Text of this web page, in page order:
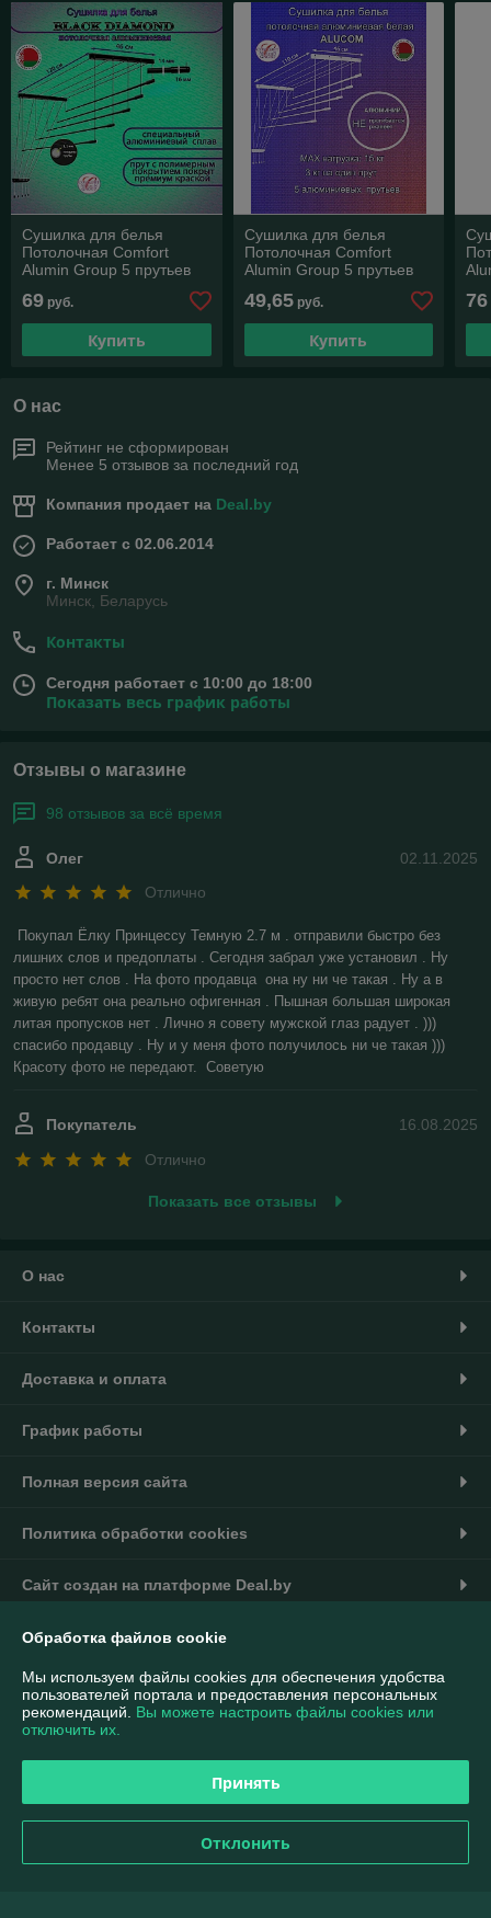
Сушилка для белья
Потолочная Comfort
Alumin Group 5 прутьев
Black Diamond алюминий/
черный 120 см
69 руб.
Купить
Сушилка для белья
Потолочная Comfort
Alumin Group 5 прутьев
алюминий/ белый 110 см
49,65руб.
Купить
76
О нас
Рейтинг не сформирован
Менее 5 отзывов за последний год
Компания продает на Deal.by
Работает с 02.06.2014
г. Минск
Минск, Беларусь
Контакты
Сегодня работает с 10:00 до 18:00
Показать весь график работы
Отзывы о магазине
98 отзывов за всё время
02.11.2025
Олег
Отлично
Покупал Ёлку Принцессу Темную 2.7 м . отправили быстро без
лишних слов и предоплаты . Сегодня забрал уже установил . Ну
просто нет слов . На фото продавца  она ну ни че такая . Ну а в
живую ребят она реально офигенная . Пышная большая широкая
литая пропусков нет . Лично я совету мужской глаз радует . )))
спасибо продавцу . Ну и у меня фото получилось ни че такая )))
Красоту фото не передают.  Советую
16.08.2025
Покупатель
Отлично
Показать все отзывы
О нас
Контакты
Доставка и оплата
График работы
Полная версия сайта
Политика обработки cookies
Сайт создан на платформе Deal.by
Информация для покупателя
Регистрационный номер ЕГР: 190508547
Обработка файлов cookie
Мы используем файлы cookies для обеспечения удобства
пользователей портала и предоставления персональных
рекомендаций. Вы можете настроить файлы cookies или
отключить их.
Принять
Отклонить